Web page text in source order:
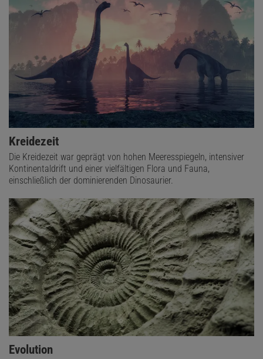
Kreidezeit
Die Kreidezeit war geprägt von hohen Meeresspiegeln, intensiver
Kontinentaldrift und einer vielfältigen Flora und Fauna,
einschließlich der dominierenden Dinosaurier.
Evolution